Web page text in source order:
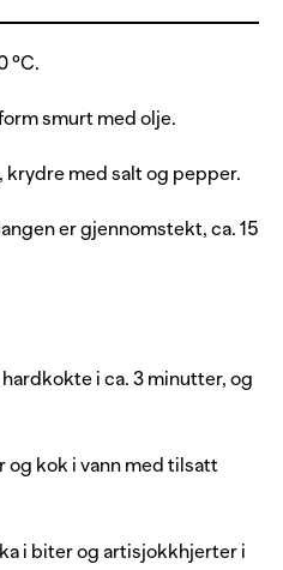
skinn og bein
i olje
°C.
smurt med olje.
krydre med salt og pepper.
er gjennomstekt, ca. 15
i ca. 3 minutter, og
kok i vann med tilsatt
i biter og artisjokkhjerter i